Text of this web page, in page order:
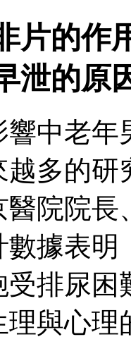
片的作
泄的原
響中老年
越多的研
醫院院長
數據表明
受排尿困
理與心理